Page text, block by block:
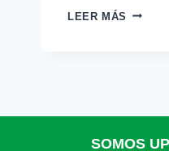
LEER MÁS
SOMOS